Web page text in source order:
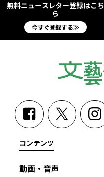
無料ニュースレター登録はこち
ら
今すぐ登録する≫
コンテンツ
動画・音声